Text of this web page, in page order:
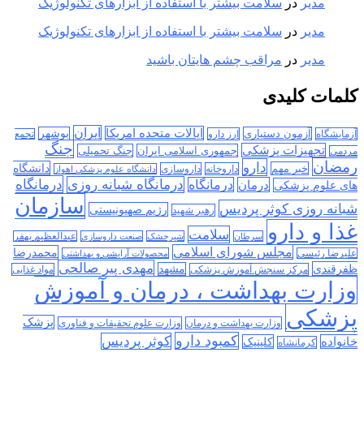
مدیر در سلامت بیشتر با استفاده از ابزارهای تکنولوژیک
مدیر در مراقب چشم هایتان باشید
کلمات کلیدی
آزمایشگاه آزمون دستیاری ارز دارو ایالات متحده امریکا ایران بوشهر
تجمع
مردمی تجهیزات پزشکی جمهوری اسلامی ایران جنگ تحمیلی جنگ
رمضان خبر مهم دارو داروخانه داروسازی دانشگاه علوم پزشکی اهواز
دانشگاه
های علوم پزشکی درمان درمانگاه درمانگاه شبانه روزی درمانگاه
شبانه روزی کوثر پردیس رهبر شهید رژیم صهیونیستی سازمان
غذا و دارو
سرطان سلامت شیرخشک صنعت داروسازی عبدالعظیم بهفر
علیرضا رئیسی مجلس شورای اسلامی محصولات آرایشی و بهداشتی محمدرضا
ظفرقندی مرکز سنجش آموزش پزشکی مشهد مهدی پیر صالحی مواد غذایی
وزارت بهداشت ، درمان و آموزش
پزشکی وزارت بهداشت و درمان وزارت علوم تحقیقات و فناوری پزشک
خانواده کرمانشاه کلینیک کمبود دارو کوثر پردیس